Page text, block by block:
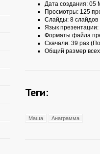
Дата создания: 05
Просмотры: 125
Слайды: 8 слайдов
Язык презентации:
Форматы файла
Скачали: 39 раз
Общий размер
Теги:
Маша Анаграмма